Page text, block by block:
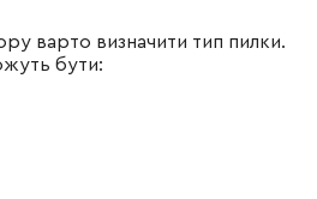
варто визначити тип пилки.
бути: